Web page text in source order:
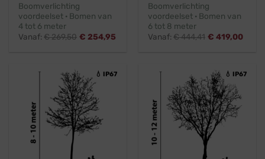
Boomverlichting
voordeelset · Bomen van
4 tot 6 meter
Vanaf:€269,50 € 254,95
Boomverlichting
voordeelset · Bomen van
6 tot 8 meter
Vanaf:€444,41 € 419,00
💧 IP67 💧 IP67